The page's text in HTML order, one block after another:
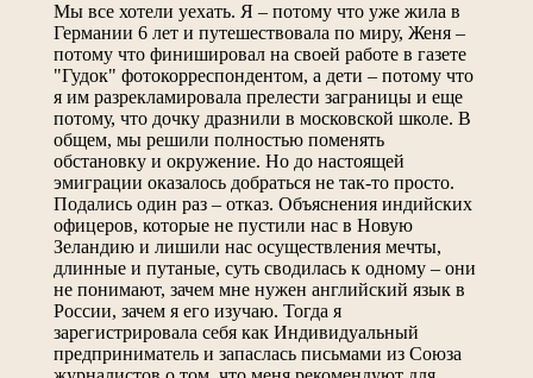
Мы все хотели уехать. Я – потому что уже жила в
Германии 6 лет и путешествовала по миру, Женя –
потому что финишировал на своей работе в газете
"Гудок" фотокорреспондентом, а дети – потому что
я им разрекламировала прелести заграницы и еще
потому, что дочку дразнили в московской школе. В
общем, мы решили полностью поменять
обстановку и окружение. Но до настоящей
эмиграции оказалось добраться не так-то просто.
Подались один раз – отказ. Объяснения индийских
офицеров, которые не пустили нас в Новую
Зеландию и лишили нас осуществления мечты,
длинные и путаные, суть сводилась к одному – они
не понимают, зачем мне нужен английский язык в
России, зачем я его изучаю. Тогда я
зарегистрировала себя как Индивидуальный
предприниматель и запаслась письмами из Союза